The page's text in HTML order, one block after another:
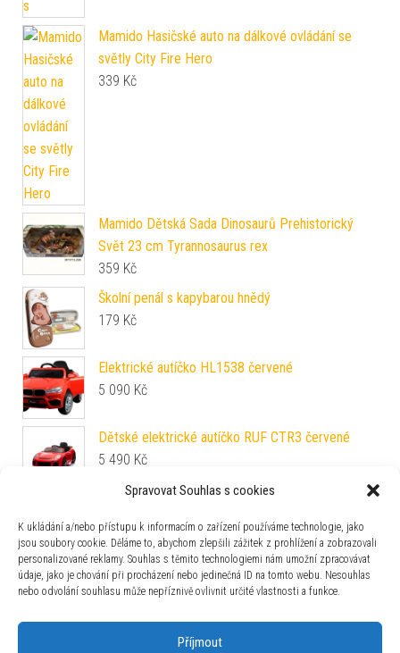
Spravovat Souhlas s cookies
K ukládání a/nebo přístupu k informacím o zařízení používáme technologie, jako
jsou soubory cookie. Děláme to, abychom zlepšili zážitek z prohlížení a zobrazovali
personalizované reklamy. Souhlas s těmito technologiemi nám umožní zpracovávat
údaje, jako je chování při procházení nebo jedinečná ID na tomto webu. Nesouhlas
nebo odvolání souhlasu může nepříznivě ovlivnit určité vlastnosti a funkce.
Příjmout
Mamido Hasičské auto na dálkové ovládání se
světly City Fire Hero
339 Kč
Mamido Dětská Sada Dinosaurů Prehistorický
Svět 23 cm Tyrannosaurus rex
359 Kč
Školní penál s kapybarou hnědý
179 Kč
Elektrické autíčko HL1538 červené
5 090 Kč
Dětské elektrické autíčko RUF CTR3 červené
5 490 Kč
Rozměr: 90 x 190 cm
10 990Kč